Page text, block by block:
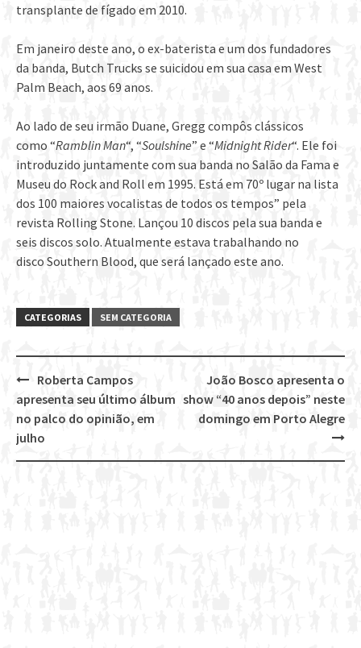
transplante de fígado em 2010.
Em janeiro deste ano, o ex-baterista e um dos fundadores
da banda, Butch Trucks se suicidou em sua casa em West
Palm Beach, aos 69 anos.
Ao lado de seu irmão Duane, Gregg compôs clássicos
como “Ramblin Man“, “Soulshine” e “Midnight Rider“. Ele foi
introduzido juntamente com sua banda no Salão da Fama e
Museu do Rock and Roll em 1995. Está em 70º lugar na lista
dos 100 maiores vocalistas de todos os tempos” pela
revista Rolling Stone. Lançou 10 discos pela sua banda e
seis discos solo. Atualmente estava trabalhando no
disco Southern Blood, que será lançado este ano.
CATEGORIAS SEM CATEGORIA
Post
navigation
João Bosco apresenta o
show “40 anos depois” neste
domingo em Porto Alegre
Roberta Campos
apresenta seu último álbum
no palco do opinião, em
julho